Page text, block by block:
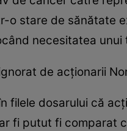
o stare de sănătate
necesitatea
de acționarii
filele dosarului că
fi putut fi comparat